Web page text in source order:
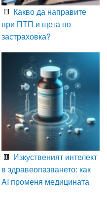
Какво да направите
при ПТП и щета по
застраховка?
Изкуственият интелект
в здравеопазването: как
AI променя медицината